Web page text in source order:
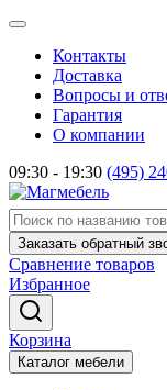
Контакты
Доставка
Вопросы и
Гарантия
О компании
09:30 - 19:30 (495)
Заказать обратный
Сравнение товаров
Избранное
Корзина
Каталог мебели